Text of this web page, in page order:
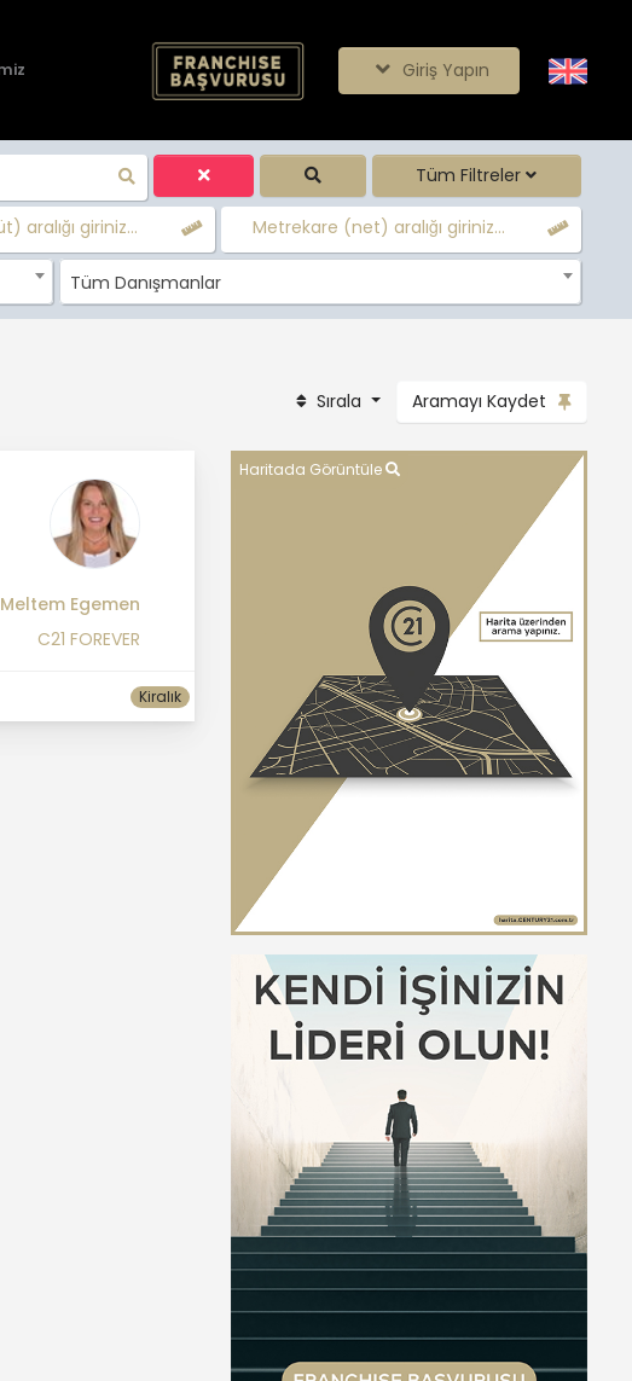
Giriş Yapın
Tüm Filtreler
aralığı giriniz... Metrekare (net) aralığı giriniz...
Tüm Danışmanlar
Sırala Aramayı Kaydet
Meltem Egemen
C21 FOREVER
Kiralık
Haritada Görüntüle